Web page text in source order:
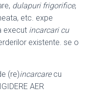
dulapuri frigorifice,
etc. expe
execut incarcari cu
existente. se o
(re)incarcarecu
AER